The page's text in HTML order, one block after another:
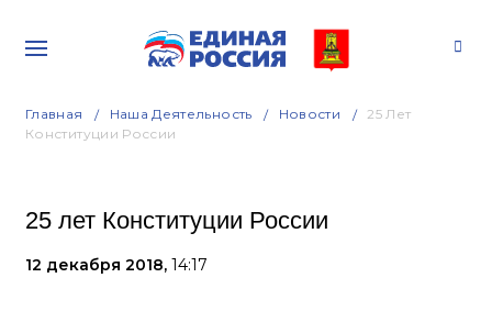
Главная Наша Деятельность Новости
25 Лет
Конституции России
25 лет Конституции России
12 декабря 2018, 14:17